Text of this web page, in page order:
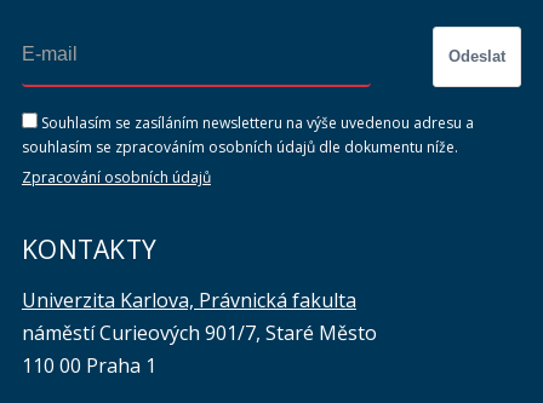
Odeslat
Souhlasím se zasíláním newsletteru na výše uvedenou adresu a
souhlasím se zpracováním osobních údajů dle dokumentu níže.
Zpracování osobních údajů
KONTAKTY
Univerzita Karlova, Právnická fakulta
náměstí Curieových 901/7, Staré Město
110 00 Praha 1